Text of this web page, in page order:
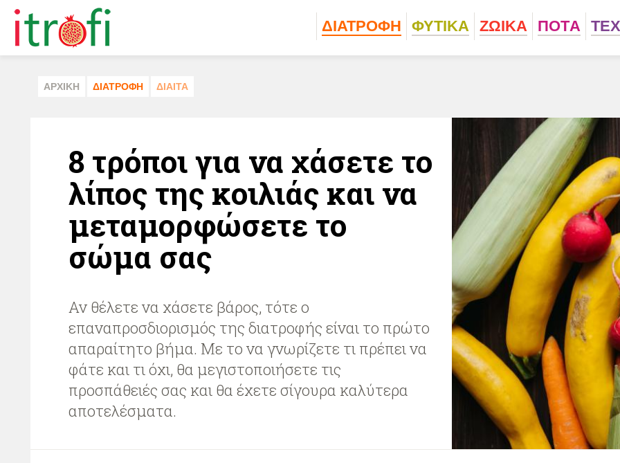
ΔΙΑΤΡΟΦΗ ΦΥΤΙΚA ΖΩΙΚA ΠΟΤA
ΑΡΧΙΚΗ ΔΙΑΤΡΟΦΗ ΔΙΑΙΤΑ
8 τρόποι για να χάσετε το
λίπος της κοιλιάς και να
μεταμορφώσετε το
σώμα σας
Αν θέλετε να χάσετε βάρος, τότε ο
επαναπροσδιορισμός της διατροφής είναι το πρώτο
απαραίτητο βήμα. Με το να γνωρίζετε τι πρέπει να
φάτε και τι όχι, θα μεγιστοποιήσετε τις
προσπάθειές σας και θα έχετε σίγουρα καλύτερα
αποτελέσματα.